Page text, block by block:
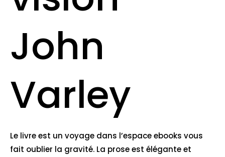
John
Varley
Le livre est un voyage dans l’espace ebooks vous
fait oublier la gravité. La prose est élégante et